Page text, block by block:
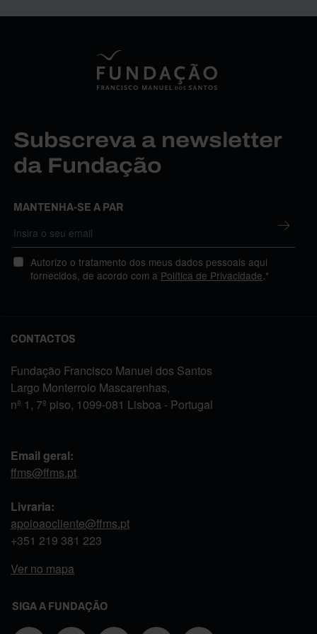
Subscreva a newsletter
da Fundação
MANTENHA-SE A PAR
Autorizo o tratamento dos meus dados pessoais aqui
fornecidos, de acordo com a Política de Privacidade .*
CONTACTOS
Fundação Francisco Manuel dos Santos
Largo Monterroio Mascarenhas,
nº 1, 7º piso, 1099-081 Lisboa - Portugal
Email geral:
ffms@ffms.pt
Livraria:
apoioaocliente@ffms.pt
+351 219 381 223
Ver no mapa
SIGA A FUNDAÇÃO